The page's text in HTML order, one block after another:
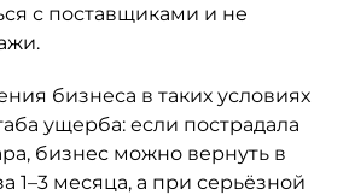
с поставщиками и не
бизнеса в таких условиях
ущерба: если пострадала
бизнес можно вернуть в
1–3 месяца, а при серьёзной